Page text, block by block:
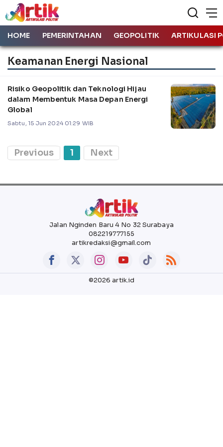
HOME PEMERINTAHAN GEOPOLITIK ARTIKULASI
Keamanan Energi Nasional
Risiko Geopolitik dan Teknologi Hijau
dalam Membentuk Masa Depan Energi
Global
Sabtu, 15 Jun 2024 01:29 WIB
Previous 1 Next
Jalan Nginden Baru 4 No 32 Surabaya
082219777155
artikredaksi@gmail.com
©2026 artik.id